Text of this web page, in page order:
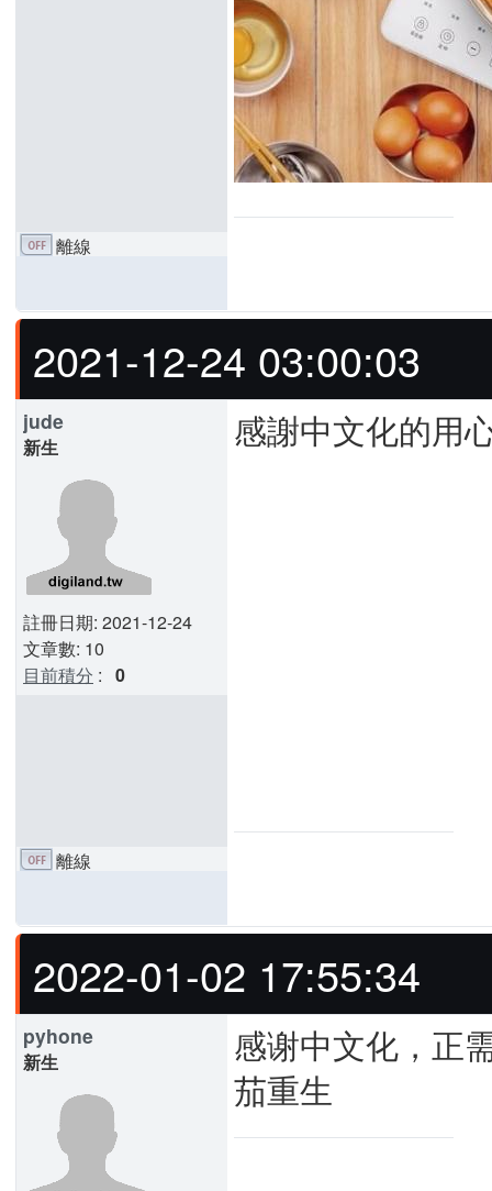
離線
2021-12-24 03:00:03
jude
新生
註冊日期: 2021-12-24
文章數: 10
目前積分 : 0
感謝中文化的用
離線
2022-01-02 17:55:34
pyhone
新生
感谢中文化，正
茄重生